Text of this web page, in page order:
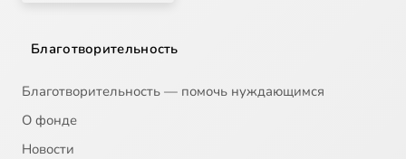
21
Благотворительность
Благотворительность — помочь нуждающимся
О фонде
Новости